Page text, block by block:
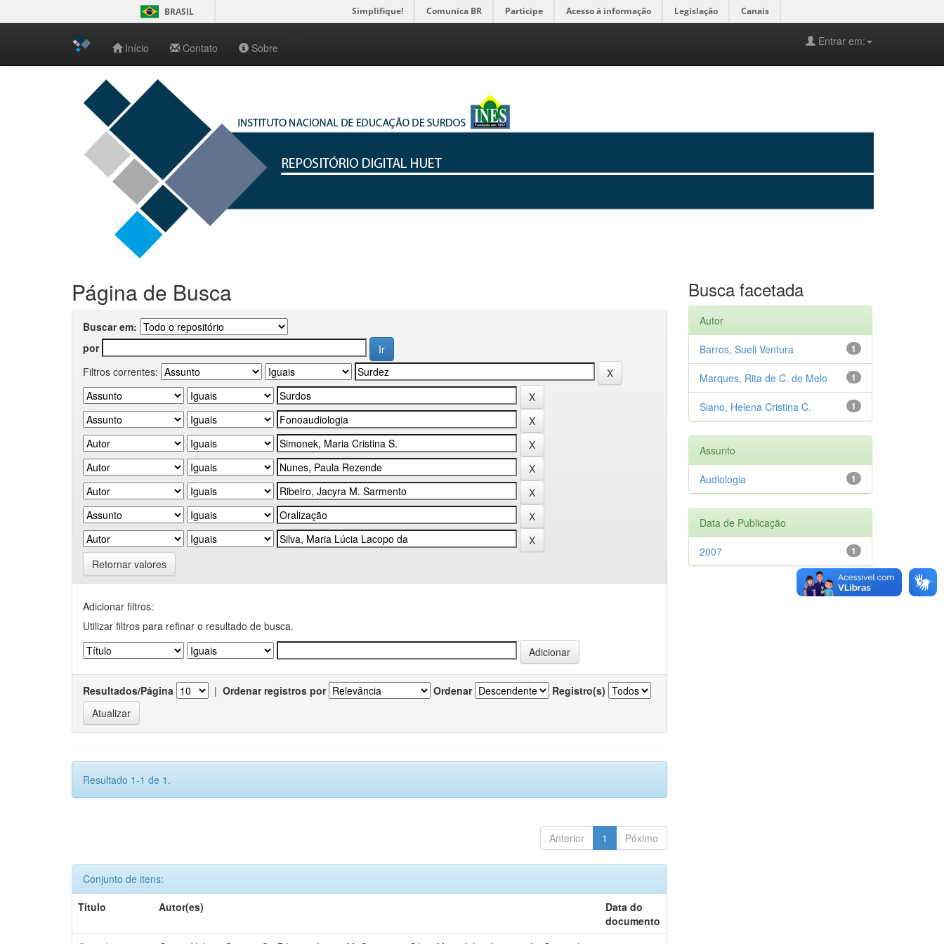
navigation
BRASIL Simplifique! Comunica BR Participe Acesso à informação Legislação Canais
Início Contato Sobre Entrar em:
Página de Busca
Buscar em:
por
Filtros correntes:
Retornar valores
Adicionar filtros:
Utilizar filtros para refinar o resultado de busca.
Resultados/Página | Ordenar registros por Ordenar Registro(s)
Resultado 1-1 de 1.
Anterior 1 Póximo
Conjunto de itens:
Título
Autor(es)
Data do
documento
Busca facetada
Autor
1
Barros, Sueli Ventura
1
Marques, Rita de C. de Melo
1
Siano, Helena Cristina C.
Assunto
1
Audiologia
Data de Publicação
1
2007